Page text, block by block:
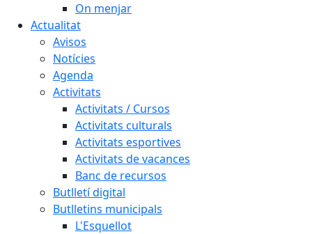
On menjar
Actualitat
Avisos
Notícies
Agenda
Activitats
Activitats / Cursos
Activitats culturals
Activitats esportives
Activitats de vacances
Banc de recursos
Butlletí digital
Butlletins municipals
L'Esquellot